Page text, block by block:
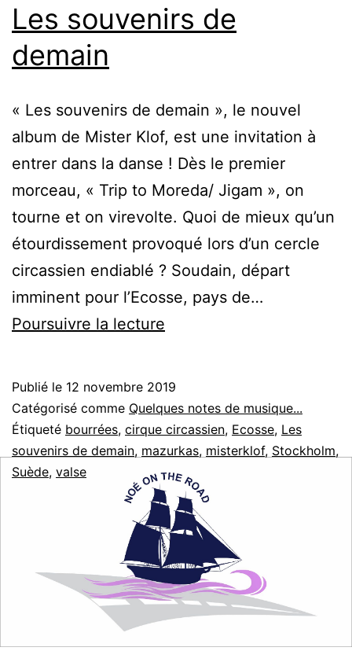
Les souvenirs de
demain
« Les souvenirs de demain », le nouvel
album de Mister Klof, est une invitation à
entrer dans la danse ! Dès le premier
morceau, « Trip to Moreda/ Jigam », on
tourne et on virevolte. Quoi de mieux qu’un
étourdissement provoqué lors d’un cercle
circassien endiablé ? Soudain, départ
imminent pour l’Ecosse, pays de…
Poursuivre la lecture
demain
Publié le 12 novembre 2019
Catégorisé comme Quelques notes de musique...
Étiqueté bourrées, cirque circassien, Ecosse, Les
souvenirs de demain, mazurkas, misterklof, Stockholm,
Suède, valse